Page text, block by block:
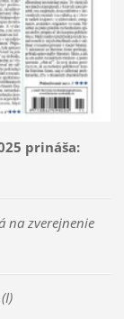
prináša:
na zverejnenie